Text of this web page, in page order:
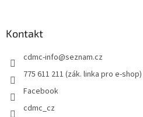
Kontakt
cdmc-info@seznam.cz
775 611 211 (zák. linka pro e-shop)
Facebook
cdmc_cz